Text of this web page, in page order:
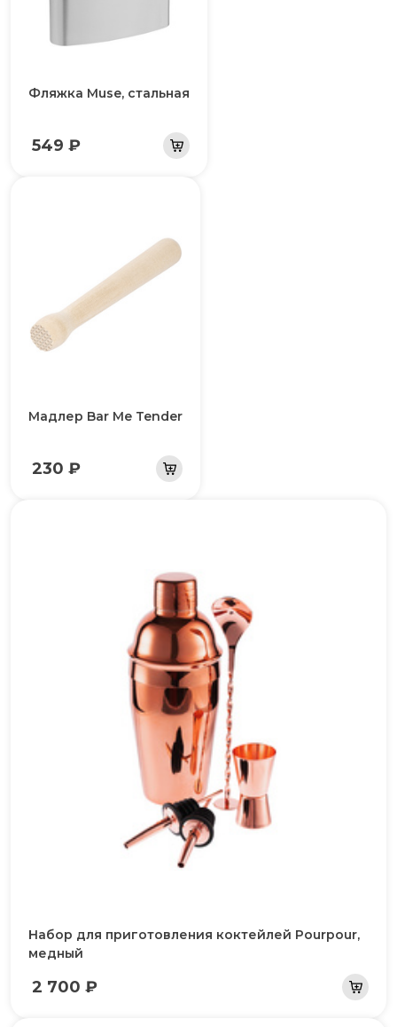
Фляжка Muse, стальная
549 ₽
Мадлер Bar Me Tender
230 ₽
Набор для приготовления коктейлей Pourpour,
медный
2 700 ₽